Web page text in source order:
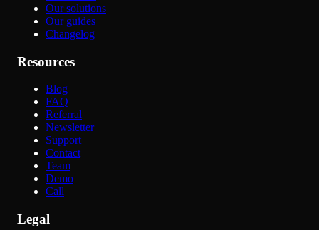
Our solutions
Our guides
Changelog
Resources
Blog
FAQ
Referral
Newsletter
Support
Contact
Team
Demo
Call
Legal